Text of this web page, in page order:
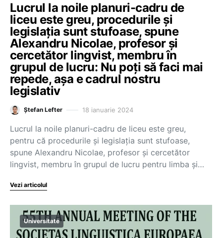
Lucrul la noile planuri-cadru de
liceu este greu, procedurile și
legislația sunt stufoase, spune
Alexandru Nicolae, profesor și
cercetător lingvist, membru în
grupul de lucru: Nu poți să faci mai
repede, așa e cadrul nostru
legislativ
Ștefan Lefter 18 ianuarie 2024
Lucrul la noile planuri-cadru de liceu este greu,
pentru că procedurile și legislația sunt stufoase,
spune Alexandru Nicolae, profesor și cercetător
lingvist, membru în grupul de lucru pentru limba și…
Vezi articolul
Universitate